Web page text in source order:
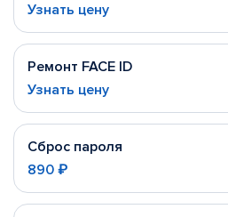
Узнать цену
Ремонт FACE ID
Узнать цену
Сброс пароля
890 ₽